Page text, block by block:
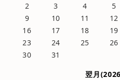
2
3 4 5
9
10 11 12
16
17 18 19
23
24 25 26
30
31
翌月